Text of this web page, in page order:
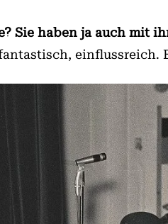
Sie haben ja auch mit
einflussreich.